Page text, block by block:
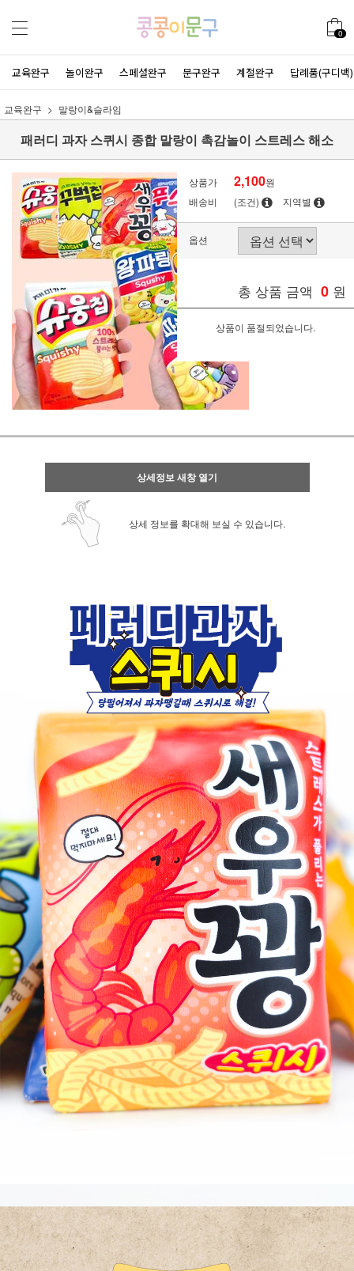
0
교육완구 놀이완구 스페셜완구 문구완구 계절완구 답례품(구디백)
교육완구 말랑이&슬라임
패러디 과자 스퀴시 종합 말랑이 촉감놀이 스트레스 해소
상품가 2,100원
배송비
(조건) 지역별
옵션
총 상품 금액 0 원
상품이 품절되었습니다.
상세정보 새창 열기
상세 정보를 확대해 보실 수 있습니다.